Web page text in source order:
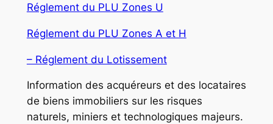
Réglement du PLU Zones U
Réglement du PLU Zones A et H
– Réglement du Lotissement
Information des acquéreurs et des locataires
de biens immobiliers sur les risques
naturels, miniers et technologiques majeurs.